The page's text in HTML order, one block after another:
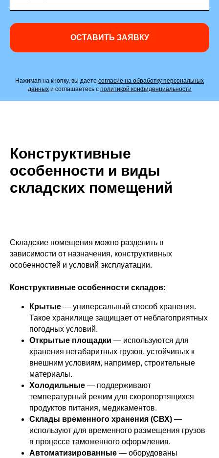
ОСТАВИТЬ ЗАЯВКУ
Нажимая на кнопку, вы даете согласие на обработку персональных
данныхи соглашаетесь c политикой конфиденциальности
Конструктивные
особенности и виды
складских помещений
Складские помещения можно разделить в
зависимости от назначения, конструктивных
особенностей и условий эксплуатации.
Конструктивные особенности складов:
Крытые — универсальный способ хранения.
Такое хранилище защищает от неблагоприятных
погодных условий.
Открытые площадки — используются для
хранения негабаритных грузов, устойчивых к
внешним условиям, например, строительные
материалы.
Холодильные — поддерживают
температурный режим для скоропортящихся
продуктов питания, медикаментов.
Склады временного хранения (СВХ) —
используют для временного размещения грузов
в процессе таможенного оформления.
Автоматизированные — оборудованы